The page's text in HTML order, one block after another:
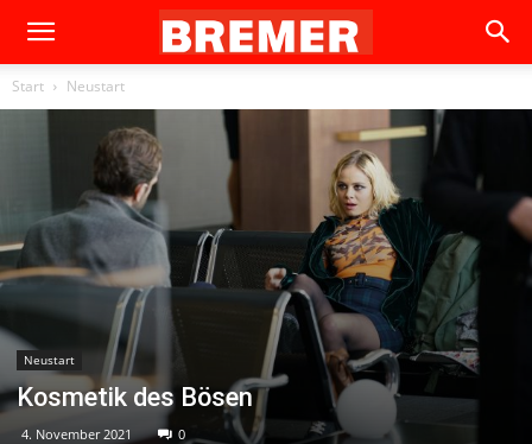
Start Neustart
Neustart
Kosmetik des Bösen
4. November 2021 0